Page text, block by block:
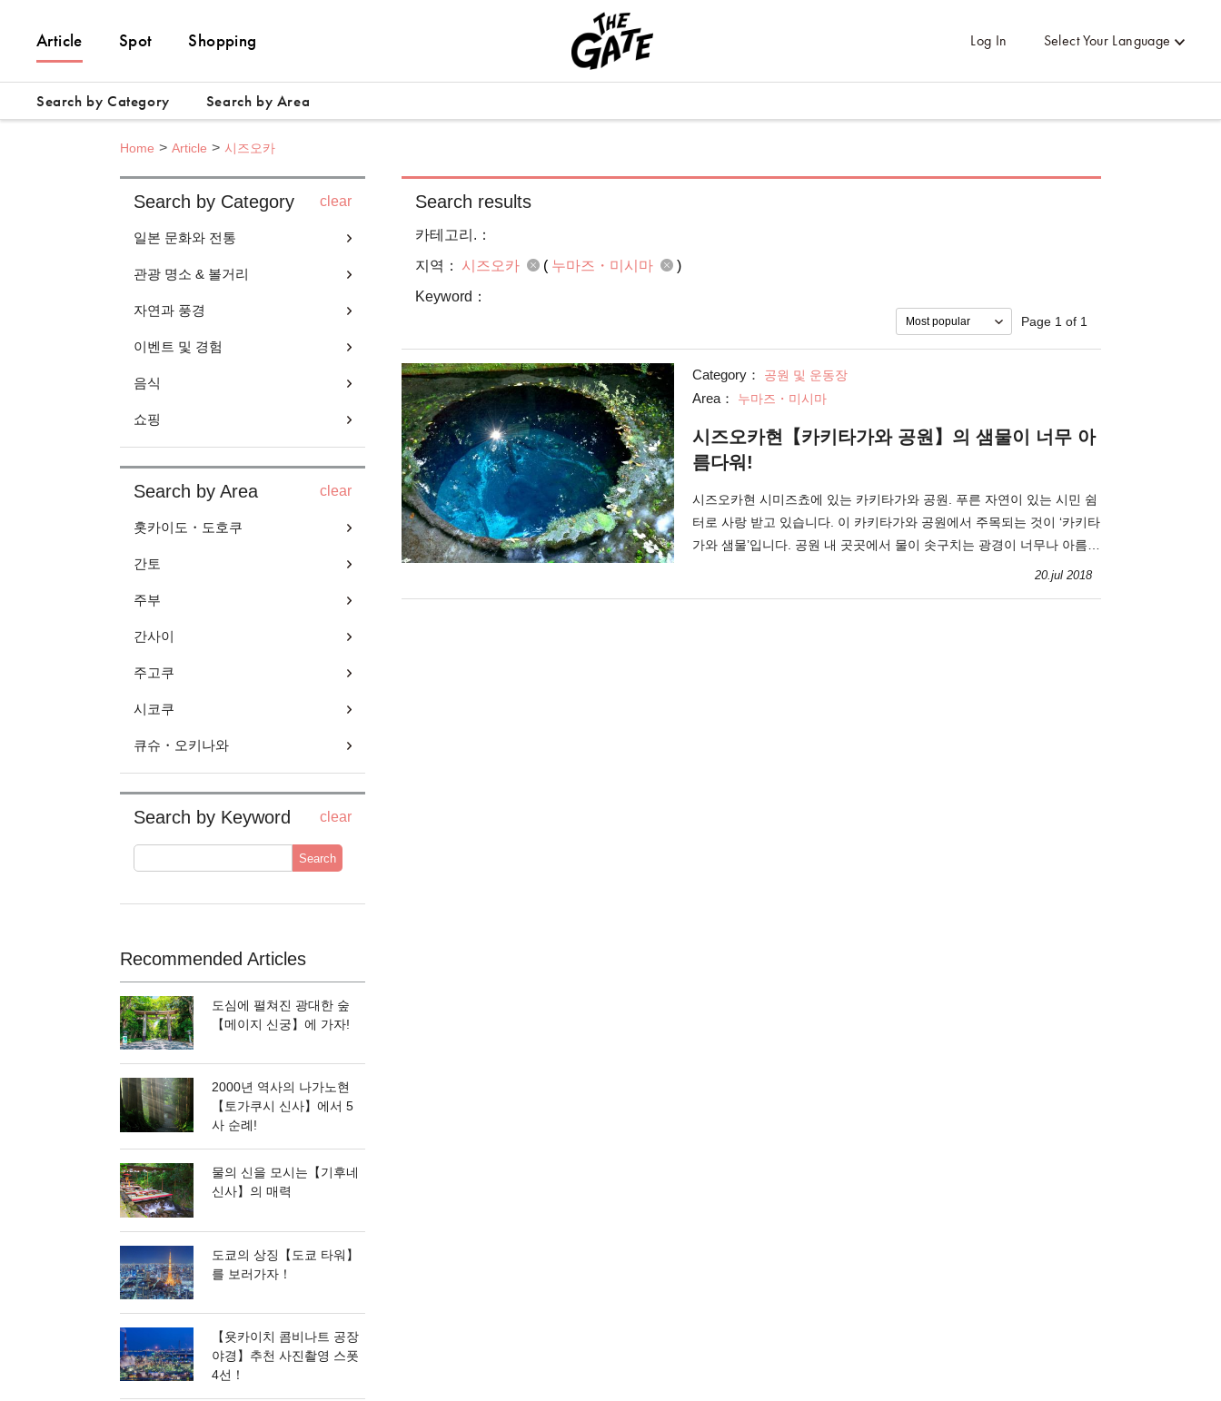
Article Spot Shopping Log In Select Your Language
Search by Category Search by Area
Home Article 시즈오카
Search by Category clear
일본 문화와 전통
관광 명소 & 볼거리
자연과 풍경
이벤트 및 경험
음식
쇼핑
Search by Area clear
홋카이도・도호쿠
간토
주부
간사이
주고쿠
시코쿠
큐슈・오키나와
Search by Keyword clear
Search
Recommended Articles
도심에 펼쳐진 광대한 숲
【메이지 신궁】에 가자!
2000년 역사의 나가노현
【토가쿠시 신사】에서 5
사 순례!
물의 신을 모시는【기후네
신사】의 매력
도쿄의 상징【도쿄 타워】
를 보러가자！
【욧카이치 콤비나트 공장
야경】추천 사진촬영 스폿
4선！
Search results
카테고리.：
지역：
시즈오카 ( 누마즈・미시마
)
Keyword：
Page 1 of 1
Category： 공원 및 운동장
Area： 누마즈・미시마
시즈오카현【카키타가와 공원】의 샘물이 너무 아
름다워!
시즈오카현 시미즈쵸에 있는 카키타가와 공원. 푸른 자연이 있는 시민 쉼
터로 사랑 받고 있습니다. 이 카키타가와 공원에서 주목되는 것이 ‘카키타
가와 샘물’입니다. 공원 내 곳곳에서 물이 솟구치는 광경이 너무나 아름다
20.jul 2018